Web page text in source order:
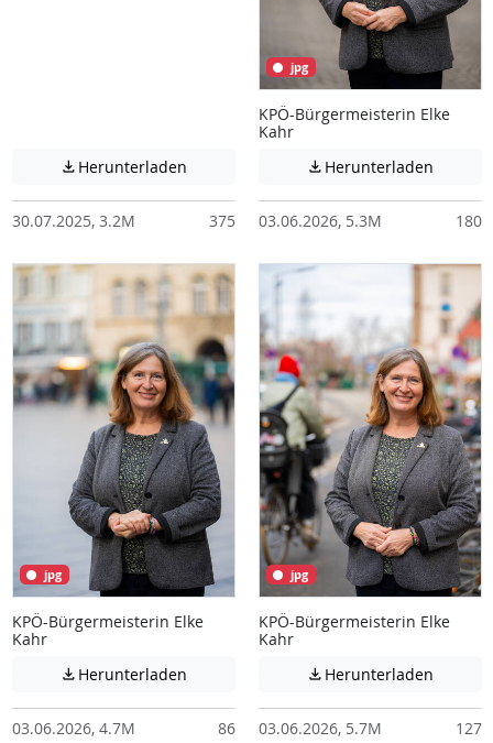
 Herunterladen Achtung: Diese Datei enthält unter
30.07.2025, 3.2M 375
jpg
KPÖ-Bürgermeisterin Elke
Kahr
 Herunterladen
03.06.2026, 5.3M 180
jpg
KPÖ-Bürgermeisterin Elke
Kahr
 Herunterladen Achtung: Diese Datei enthält unter
03.06.2026, 4.7M 86
jpg
KPÖ-Bürgermeisterin Elke
Kahr
 Herunterladen
03.06.2026, 5.7M 127